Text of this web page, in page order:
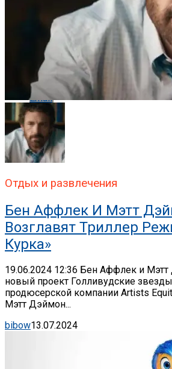
Whatsapp
Whatsapp
Email
Отдых и развлечения
Бен Аффлек И Мэтт
Возглавят Триллер
Курка»
19.06.2024 12:36 Бен Аффлек и
новый проект Голливудские
продюсерской компании Artists
Мэтт Дэймон...
bibow13.07.2024